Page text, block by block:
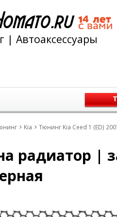
| Автоаксессуары
Kia Тюнинг Kia Ceed 1 (ED)
радиатор |